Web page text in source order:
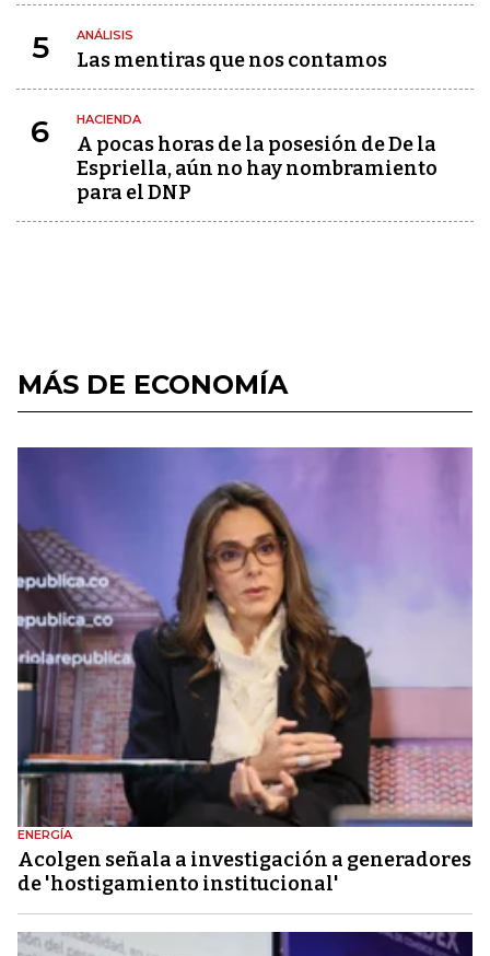
5 ANÁLISIS
Las mentiras que nos contamos
6 HACIENDA
A pocas horas de la posesión de De la
Espriella, aún no hay nombramiento
para el DNP
MÁS DE ECONOMÍA
ENERGÍA
Acolgen señala a investigación a generadores
de 'hostigamiento institucional'